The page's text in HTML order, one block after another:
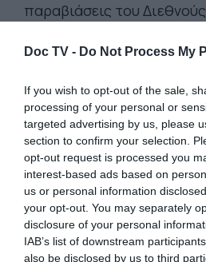
Doc TV - Do Not Process My
If you wish to opt-out of the sale,
processing of your personal or
targeted advertising by us, please
section to confirm your selection.
opt-out request is processed you
interest-based ads based on
us or personal information
your opt-out. You may separately
disclosure of your personal
IAB’s list of downstream
also be disclosed by us to third
παραβιάσεις του
πολεμικών μέσων που
χρήσης της φωτιάς από
Αν και η
γίνεται για
Zegenhagen